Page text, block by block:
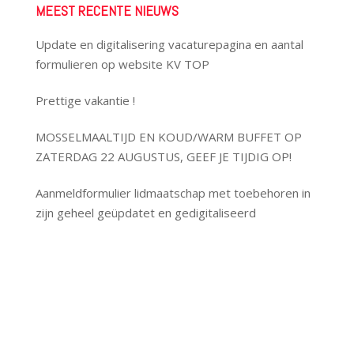
MEEST RECENTE NIEUWS
Update en digitalisering vacaturepagina en aantal
formulieren op website KV TOP
Prettige vakantie !
MOSSELMAALTIJD EN KOUD/WARM BUFFET OP
ZATERDAG 22 AUGUSTUS, GEEF JE TIJDIG OP!
Aanmeldformulier lidmaatschap met toebehoren in
zijn geheel geüpdatet en gedigitaliseerd